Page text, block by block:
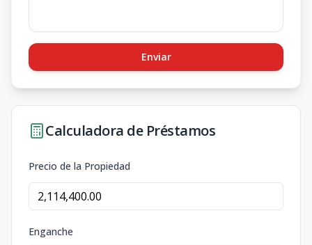
Enviar
Calculadora de Préstamos
Precio de la Propiedad
Enganche